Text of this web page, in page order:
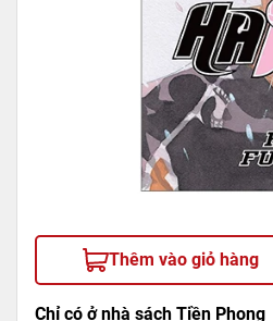
Thêm vào giỏ hàng
Chỉ có ở nhà sách Tiền Phong